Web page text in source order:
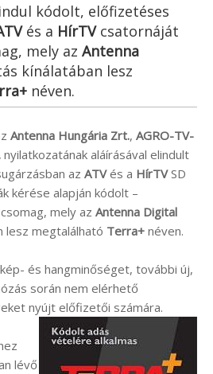
kódolt, előfizetéses
és a HírTVcsatornáját
mely az Antenna
kínálatában lesz
néven.
Antenna Hungária Zrt., AGRO-TV-
nyilatkozatának aláírásával elindult
az ATVés a HírTVSD
kérése alapján kódolt –
mely az Antenna Digital
lesz megtalálható Terra+ néven.
és hangminőséget, további új,
során nem elérhető
nyújt előfizetői számára.
lévő